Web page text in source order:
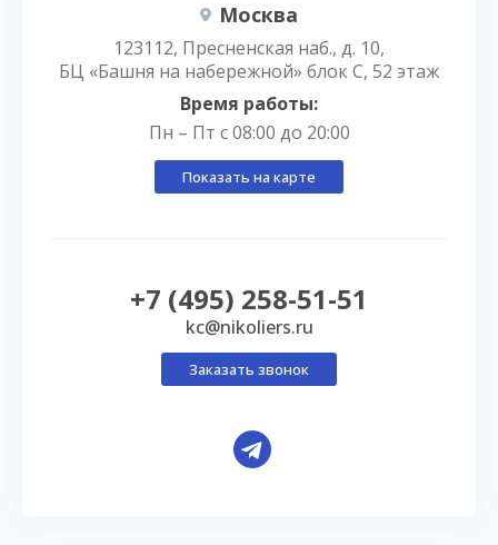
Москва
123112, Пресненская наб., д. 10,
БЦ «Башня на набережной» блок С, 52 этаж
Время работы:
Пн – Пт с 08:00 до 20:00
Показать на карте
+7 (495) 258-51-51
kc@nikoliers.ru
Заказать звонок